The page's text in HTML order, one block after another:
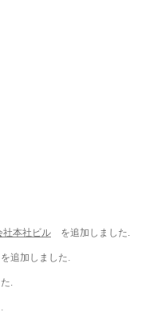
社本社ビル を追加しました.
追加しました.
.